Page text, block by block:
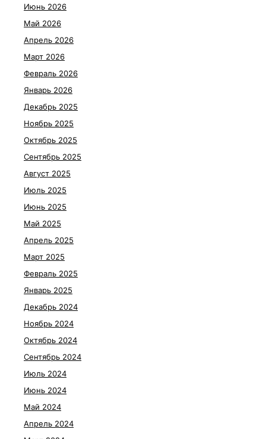
Июнь 2026
Май 2026
Апрель 2026
Март 2026
Февраль 2026
Январь 2026
Декабрь 2025
Ноябрь 2025
Октябрь 2025
Сентябрь 2025
Август 2025
Июль 2025
Июнь 2025
Май 2025
Апрель 2025
Март 2025
Февраль 2025
Январь 2025
Декабрь 2024
Ноябрь 2024
Октябрь 2024
Сентябрь 2024
Июль 2024
Июнь 2024
Май 2024
Апрель 2024